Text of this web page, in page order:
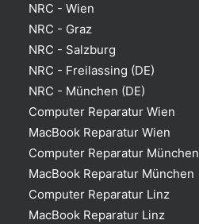
NRC - Wien
NRC - Graz
NRC - Salzburg
NRC - Freilassing (DE)
NRC - München (DE)
Computer Reparatur Wien
MacBook Reparatur Wien
Computer Reparatur München
MacBook Reparatur München
Computer Reparatur Linz
MacBook Reparatur Linz